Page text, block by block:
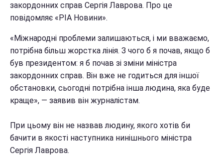
закордонних справ Сергія Лаврова. Про це
повідомляє «РІА Новини».
«Міжнародні проблеми залишаються, і ми вважаємо,
потрібна більш жорстка лінія. З чого б я почав, якщо б
був президентом: я б почав зі зміни міністра
закордонних справ. Він вже не годиться для іншої
обстановки, сьогодні потрібна інша людина, яка буде
краще», — заявив він журналістам.
При цьому він не назвав людину, якого хотів би
бачити в якості наступника нинішнього міністра
Сергія Лаврова.